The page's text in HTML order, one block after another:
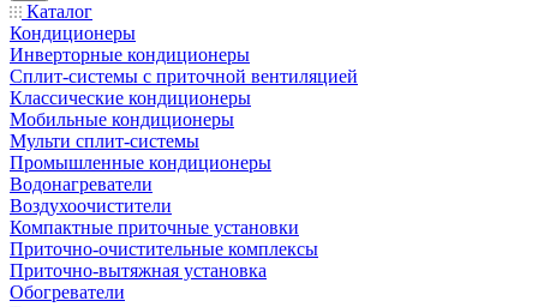
Каталог
Кондиционеры
Инверторные кондиционеры
Сплит-системы с приточной вентиляцией
Классические кондиционеры
Мобильные кондиционеры
Мульти сплит-системы
Промышленные кондиционеры
Водонагреватели
Воздухоочистители
Компактные приточные установки
Приточно-очистительные комплексы
Приточно-вытяжная установка
Обогреватели